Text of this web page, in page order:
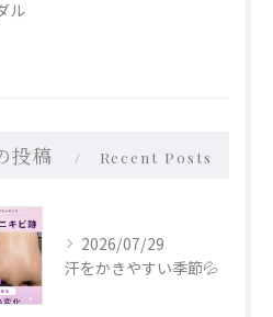
ル
投稿 Recent Posts
2026/07/29
汗をかきやすい季節💦